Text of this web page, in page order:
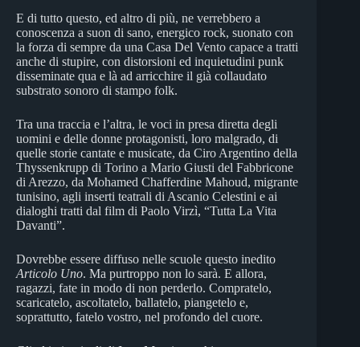
E di tutto questo, ed altro di più, ne verrebbero a
conoscenza a suon di sano, energico rock, suonato con
la forza di sempre da una Casa Del Vento capace a tratti
anche di stupire, con distorsioni ed inquietudini punk
disseminate qua e là ad arricchire il già collaudato
substrato sonoro di stampo folk.
Tra una traccia e l’altra, le voci in presa diretta degli
uomini e delle donne protagonisti, loro malgrado, di
quelle storie cantate e musicate, da Ciro Argentino della
Thyssenkrupp di Torino a Mario Giusti del Fabbricone
di Arezzo, da Mohamed Chafferdine Mahoud, migrante
tunisino, agli inserti teatrali di Ascanio Celestini e ai
dialoghi tratti dal film di Paolo Virzì, “Tutta La Vita
Davanti”.
Dovrebbe essere diffuso nelle scuole questo inedito
Articolo Uno. Ma purtroppo non lo sarà. E allora,
ragazzi, fate in modo di non perderlo. Compratelo,
scaricatelo, ascoltatelo, ballatelo, piangetelo e,
soprattutto, fatelo vostro, nel profondo del cuore.